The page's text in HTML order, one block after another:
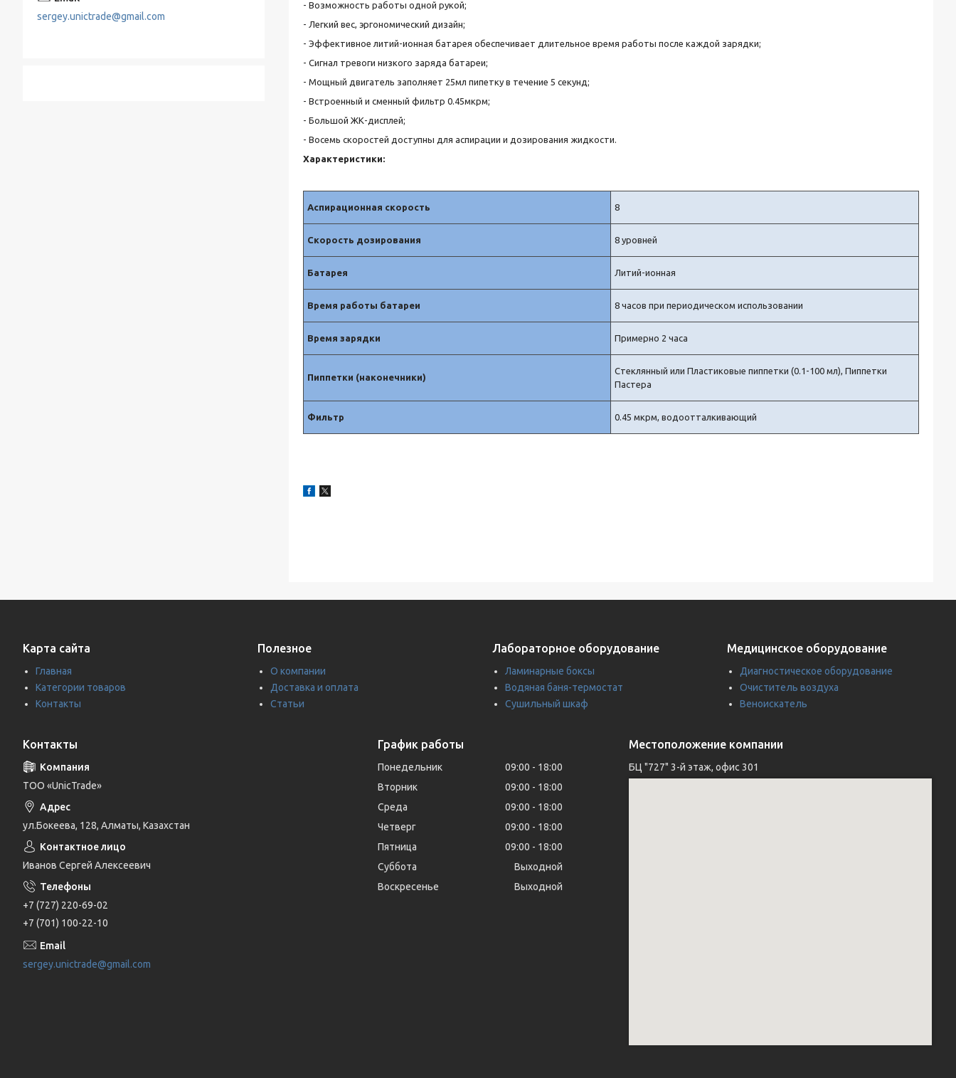
- Возможность работы одной рукой;
- Легкий вес, эргономический дизайн;
- Эффективное литий-ионная батарея обеспечивает длительное время работы после каждой зарядки;
- Сигнал тревоги низкого заряда батареи;
- Мощный двигатель заполняет 25мл пипетку в течение 5 секунд;
- Встроенный и сменный фильтр 0.45мкрм;
- Большой ЖК-дисплей;
- Восемь скоростей доступны для аспирации и дозирования жидкости.
Характеристики:
Аспирационная скорость 8
Скорость дозирования 8 уровней
Батарея Литий-ионная
Время работы батареи 8 часов при периодическом использовании
Время зарядки Примерно 2 часа
Пиппетки (наконечники)
Стеклянный или Пластиковые пиппетки (0.1-100 мл), Пиппетки
Пастера
Фильтр 0.45 мкрм, водоотталкивающий
sergey.unictrade@gmail.com
Карта сайта
Главная
Категории товаров
Контакты
Полезное
О компании
Доставка и оплата
Статьи
Лабораторное оборудование
Ламинарные боксы
Водяная баня-термостат
Сушильный шкаф
Медицинское оборудование
Диагностическое оборудование
Очиститель воздуха
Веноискатель
Контакты
ТОО «UnicTrade»
ул.Бокеева, 128, Алматы, Казахстан
Иванов Сергей Алексеевич
+7 (727) 220-69-02
+7 (701) 100-22-10
sergey.unictrade@gmail.com
График работы
Понедельник 09:00
18:00
Вторник
09:00
18:00
Среда
09:00
18:00
Четверг
09:00
18:00
Пятница
09:00
18:00
Суббота
Выходной
Воскресенье
Выходной
Местоположение компании
БЦ "727" 3-й этаж, офис 301